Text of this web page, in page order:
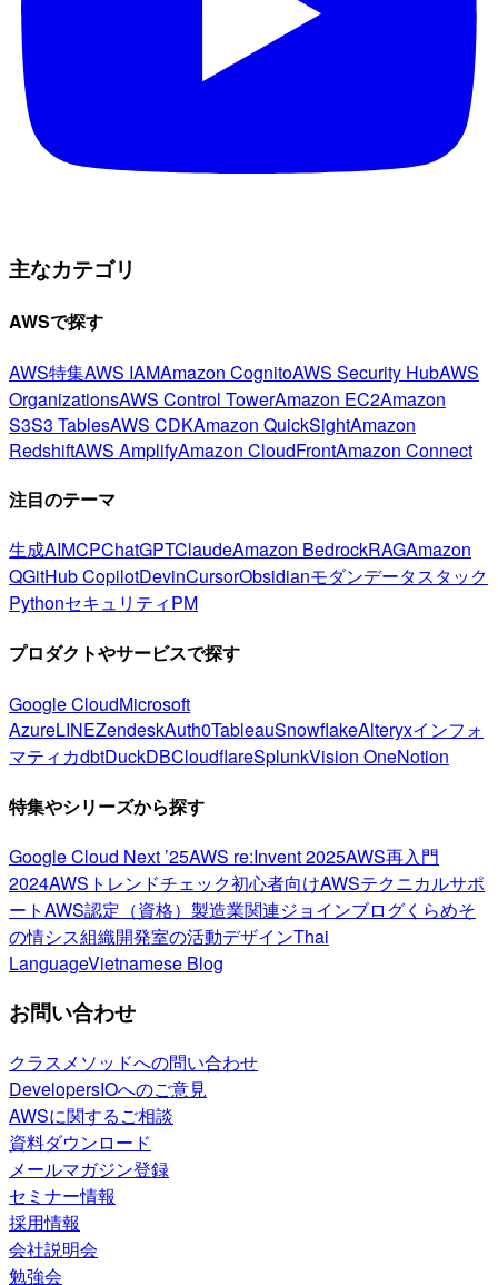
主なカテゴリ
AWSで探す
AWS特集AWS IAMAmazon CognitoAWS Security HubAWS
OrganizationsAWS Control TowerAmazon EC2Amazon
S3S3 TablesAWS CDKAmazon QuickSightAmazon
RedshiftAWS AmplifyAmazon CloudFrontAmazon Connect
注目のテーマ
生成AIMCPChatGPTClaudeAmazon BedrockRAGAmazon
QGitHub CopilotDevinCursorObsidianモダンデータスタック
PythonセキュリティPM
プロダクトやサービスで探す
Google CloudMicrosoft
AzureLINEZendeskAuth0TableauSnowflakeAlteryxインフォ
マティカdbtDuckDBCloudflareSplunkVision OneNotion
特集やシリーズから探す
Google Cloud Next ’25AWS re:Invent 2025AWS再入門
2024AWSトレンドチェック初心者向けAWSテクニカルサポ
ートAWS認定（資格） 製造業関連ジョインブログくらめそ
の情シス組織開発室の活動デザインThai
LanguageVietnamese Blog
お問い合わせ
クラスメソッドへの問い合わせ
DevelopersIOへのご意見
AWSに関するご相談
資料ダウンロード
メールマガジン登録
セミナー情報
採用情報
会社説明会
勉強会